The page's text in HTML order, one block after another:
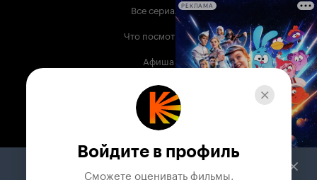
Все сериалы
Что посмотреть
Афиша
Музыка
Телепрограмма
Служба поддержки
РЕКЛАМА
Войдите в профиль
Сможете оценивать фильмы,